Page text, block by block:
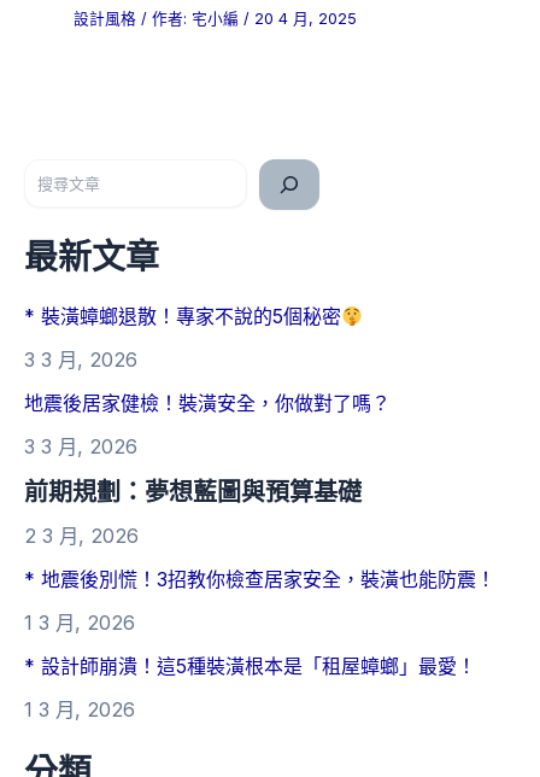
設計風格 / 作者: 宅小編/ 20 4 月, 2025
最新文章
* 裝潢蟑螂退散！專家不說的5個秘密
3 3 月, 2026
地震後居家健檢！裝潢安全，你做對了嗎？
3 3 月, 2026
前期規劃：夢想藍圖與預算基礎
2 3 月, 2026
* 地震後別慌！3招教你檢查居家安全，裝潢也能防震！
1 3 月, 2026
* 設計師崩潰！這5種裝潢根本是「租屋蟑螂」最愛！
1 3 月, 2026